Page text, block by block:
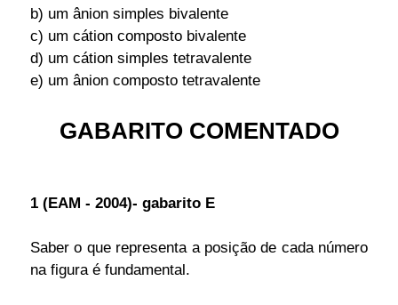
b) um ânion simples bivalente
c) um cátion composto bivalente
d) um cátion simples tetravalente
e) um ânion composto tetravalente
GABARITO COMENTADO
1 (EAM - 2004)- gabarito E
Saber o que representa a posição de cada número
na figura é fundamental.